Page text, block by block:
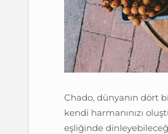
Chado, dünyanın dört
kendi harmanınızı
eşliğinde